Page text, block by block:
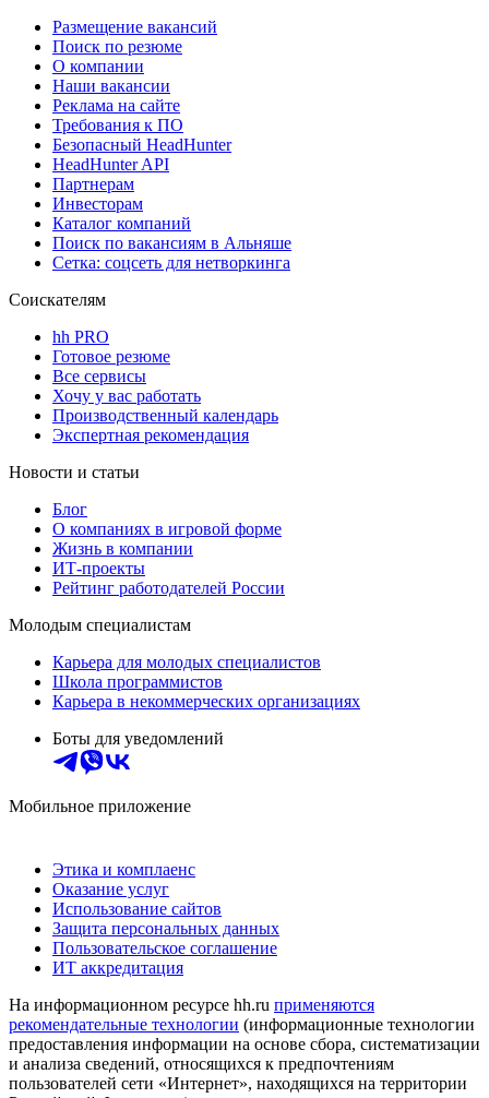
Размещение вакансий
Поиск по резюме
О компании
Наши вакансии
Реклама на сайте
Требования к ПО
Безопасный HeadHunter
HeadHunter API
Партнерам
Инвесторам
Каталог компаний
Поиск по вакансиям в Альняше
Сетка: соцсеть для нетворкинга
Соискателям
hh PRO
Готовое резюме
Все сервисы
Хочу у вас работать
Производственный календарь
Экспертная рекомендация
Новости и статьи
Блог
О компаниях в игровой форме
Жизнь в компании
ИТ-проекты
Рейтинг работодателей России
Молодым специалистам
Карьера для молодых специалистов
Школа программистов
Карьера в некоммерческих организациях
Боты для уведомлений
Мобильное приложение
Этика и комплаенс
Оказание услуг
Использование сайтов
Защита персональных данных
Пользовательское соглашение
ИТ аккредитация
На информационном ресурсе hh.ru применяются
рекомендательные технологии (информационные технологии
предоставления информации на основе сбора, систематизации
и анализа сведений, относящихся к предпочтениям
пользователей сети «Интернет», находящихся на территории